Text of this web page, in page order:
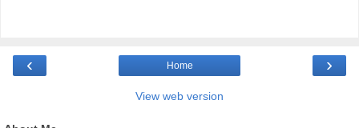
‹ ›
Home
View web version